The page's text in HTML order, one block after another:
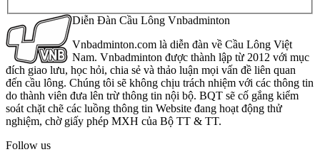
Diễn Đàn Cầu Lông Vnbadminton
Vnbadminton.com là diễn đàn về Cầu Lông Việt
Nam. Vnbadminton được thành lập từ 2012 với mục
đích giao lưu, học hỏi, chia sẻ và thảo luận mọi vấn đề liên quan
đến cầu lông. Chúng tôi sẽ không chịu trách nhiệm với các thông tin
do thành viên đưa lên trừ thông tin nội bộ. BQT sẽ cố gắng kiểm
soát chặt chẽ các luồng thông tin Website đang hoạt động thử
nghiệm, chờ giấy phép MXH của Bộ TT & TT.
Follow us